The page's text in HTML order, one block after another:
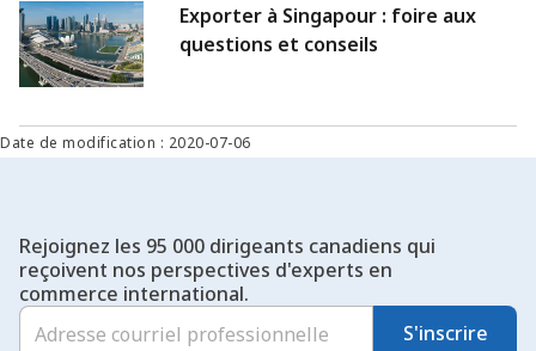
Exporter à Singapour : foire aux
questions et conseils
Date de modification : 2020-07-06
Rejoignez les 95 000 dirigeants canadiens qui
reçoivent nos perspectives d'experts en
commerce international.
S'inscrire